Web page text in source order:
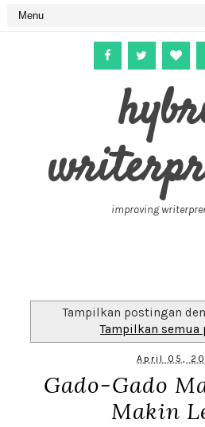
improving
Tampilkan postingan
Tampilkan semua
April 05,
Gado-Gado
Makin